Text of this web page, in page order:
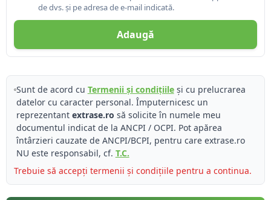
de dvs. și pe adresa de e-mail indicată.
Adaugă
Sunt de acord cu Termenii și condițiileși cu prelucrarea
datelor cu caracter personal. Împuternicesc un
reprezentant extrase.ro să solicite în numele meu
documentul indicat de la ANCPI / OCPI. Pot apărea
întârzieri cauzate de ANCPI/BCPI, pentru care extrase.ro
NU este responsabil, cf. T.C.
Trebuie să accepți termenii și condițiile pentru a continua.